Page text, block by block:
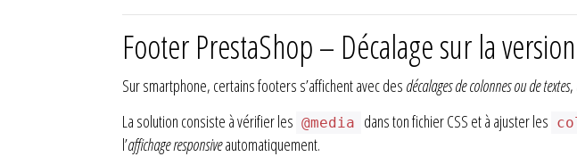
Footer PrestaShop – Décalage sur la
Sur smartphone, certains footers s’affichent avec des décalages de colonnes ou de textes,
La solution consiste à vérifier les @media dans ton fichier CSS et à ajuster les
l’affichage responsiveautomatiquement.